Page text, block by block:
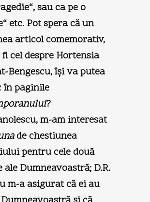
sau ca pe o
etc. Pot spera că un
articol comemorativ,
cel despre Hortensia
Bengescu, îşi va putea
în paginile
?
m-am interesat
de chestiunea
pentru cele două
Dumneavoastră; D.R.
m-a asigurat că ei au